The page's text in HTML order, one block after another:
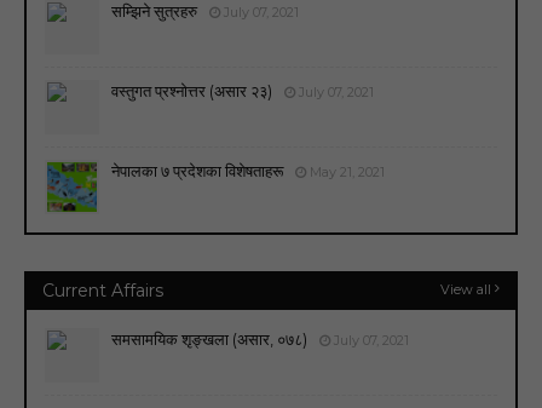
सम्झिने सुत्रहरु July 07, 2021
वस्तुगत प्रश्नोत्तर (असार २३) July 07, 2021
नेपालका ७ प्रदेशका विशेषताहरू May 21, 2021
Current Affairs View all
समसामयिक शृङ्खला (असार, ०७८) July 07, 2021